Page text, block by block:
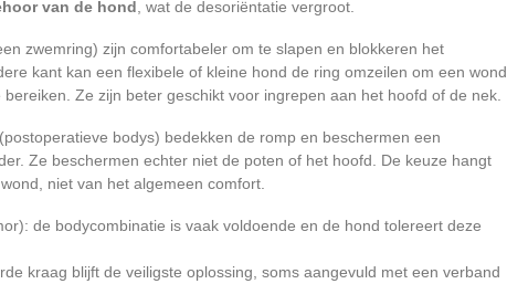
van de hond , wat de desoriëntatie vergroot.
zwemring) zijn comfortabeler om te slapen en blokkeren het
kant kan een flexibele of kleine hond de ring omzeilen om een wond
Ze zijn beter geschikt voor ingrepen aan het hoofd of de nek.
bodys) bedekken de romp en beschermen een
Ze beschermen echter niet de poten of het hoofd. De keuze hangt
niet van het algemeen comfort.
de bodycombinatie is vaak voldoende en de hond tolereert deze
kraag blijft de veiligste oplossing, soms aangevuld met een verband